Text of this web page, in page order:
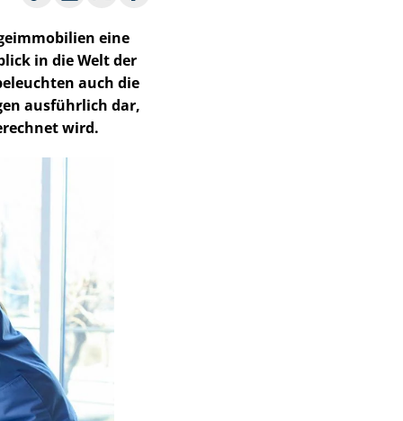
eine
in die Welt der
auch die
ausführlich dar,
wird.